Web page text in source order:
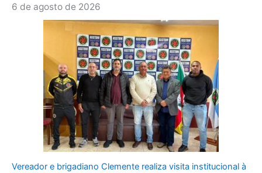
6 de agosto de 2026
Vereador e brigadiano Clemente realiza visita institucional à